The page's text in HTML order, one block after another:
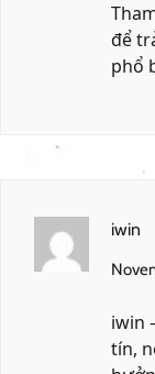
để
phổ
iwin
iwin
tín,